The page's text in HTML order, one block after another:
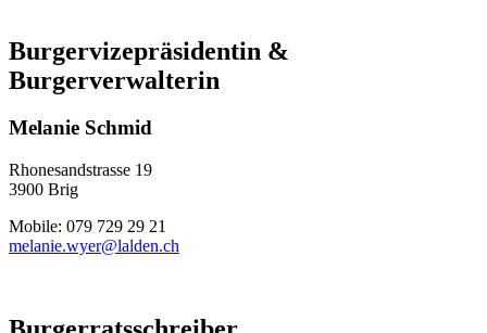
Burgervizepräsidentin &
Burgerverwalterin
Melanie Schmid
Rhonesandstrasse 19
3900 Brig
Mobile: 079 729 29 21
melanie.wyer@lalden.ch